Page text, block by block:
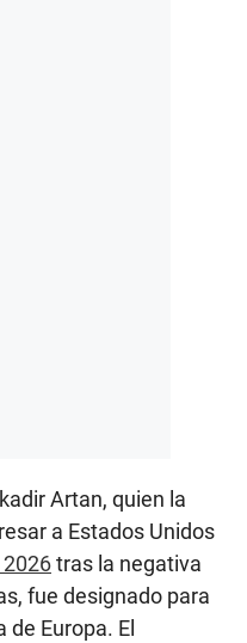
Artan, quien la
a Estados Unidos
tras la negativa
fue designado para
Europa. El